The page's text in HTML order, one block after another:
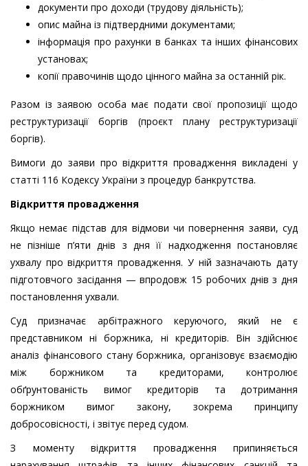
документи про доходи (трудову діяльність);
опис майна із підтвердними документами;
інформація про рахунки в банках та інших фінансових
установах;
копії правочинів щодо цінного майна за останній рік.
Разом із заявою особа має подати свої пропозиції щодо
реструктуризації боргів (проєкт плану реструктуризації
боргів).
Вимоги до заяви про відкриття провадження викладені у
статті 116 Кодексу України з процедур банкрутства.
Відкриття провадження
Якщо немає підстав для відмови чи повернення заяви, суд
не пізніше п’яти днів з дня її надходження постановляє
ухвалу про відкриття провадження. У ній зазначають дату
підготовчого засідання — впродовж 15 робочих днів з дня
постановлення ухвали.
Суд призначає арбітражного керуючого, який не є
представником ні боржника, ні кредиторів. Він здійснює
аналіз фінансового стану боржника, організовує взаємодію
між боржником та кредиторами, контролює
обґрунтованість вимог кредиторів та дотримання
боржником вимог закону, зокрема принципу
добросовісності, і звітує перед судом.
З моменту відкриття провадження припиняється